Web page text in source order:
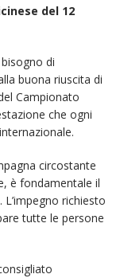
del 12
di
buona riuscita di
Campionato
che ogni
circostante
è fondamentale il
richiesto
tutte le persone